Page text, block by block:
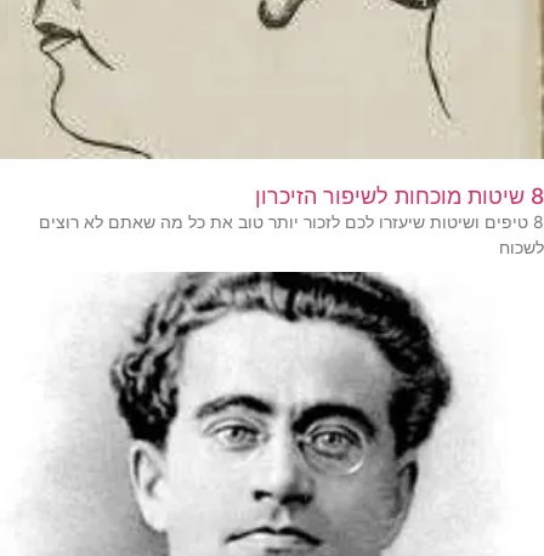
8 שיטות מוכחות לשיפור הזיכרון
8 טיפים ושיטות שיעזרו לכם לזכור יותר טוב את כל מה שאתם לא רוצים
לשכוח